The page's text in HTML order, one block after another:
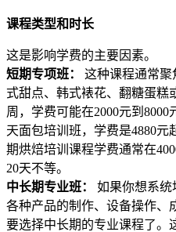
课程类型和时长
这是影响学费的主要因素。
短期专项班：
这种课程通常聚
式甜点、韩式裱花、翻糖蛋糕
周，学费可能在2000元到
天面包培训班，学费是4880
期烘焙培训课程学费通常在
20天不等。
中长期专业班：
如果你想系统
各种产品的制作、设备操作、
要选择中长期的专业课程了。